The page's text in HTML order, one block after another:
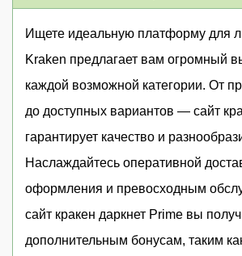
Ищете идеальную платформу для
Kraken предлагает вам огромный
каждой возможной категории. От
до доступных вариантов — сайт
гарантирует качество и
Наслаждайтесь оперативной
оформления и превосходным
сайт кракен даркнет Prime вы
дополнительным бонусам, таким